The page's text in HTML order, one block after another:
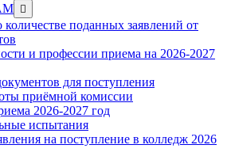
Show
sub
menu
количестве поданных заявлений от
и профессии приема на 2026-2027
для поступления
приёмной комиссии
2026-2027 год
испытания
на поступление в колледж 2026